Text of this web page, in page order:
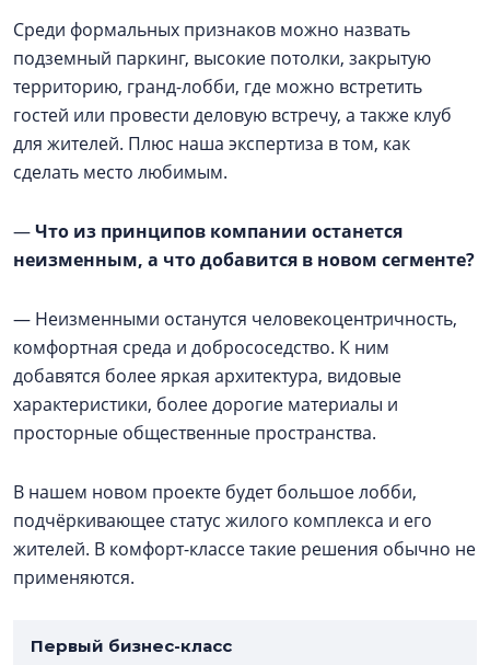
Среди формальных признаков можно назвать
подземный паркинг, высокие потолки, закрытую
территорию, гранд-лобби, где можно встретить
гостей или провести деловую встречу, а также клуб
для жителей. Плюс наша экспертиза в том, как
сделать место любимым.
—Что из принципов компании останется
неизменным, а что добавится в новом сегменте?
— Неизменными останутся человекоцентричность,
комфортная среда и добрососедство. К ним
добавятся более яркая архитектура, видовые
характеристики, более дорогие материалы и
просторные общественные пространства.
В нашем новом проекте будет большое лобби,
подчёркивающее статус жилого комплекса и его
жителей. В комфорт-классе такие решения обычно не
применяются.
Первый бизнес-класс